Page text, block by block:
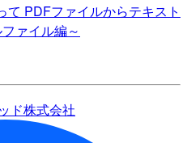
PDFファイルからテキスト
ァイル編～
ド株式会社